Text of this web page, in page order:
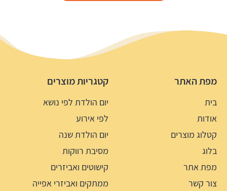
מפת האתר
בית
אודות
קטלוג מוצרים
בלוג
מפת אתר
צור קשר
קטגריות מוצרים
יום הולדת לפי נושא
לפי אירוע
יום הולדת שנה
מסיבת רווקות
קישוטים ואביזרים
ממתקים ואביזרי אפייה